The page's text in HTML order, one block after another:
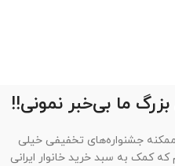
ما بی‌خبر نمونی!!
جشنواره‌های تخفیفی خیلی
کمک به سبد خرید خانوار ایرانی